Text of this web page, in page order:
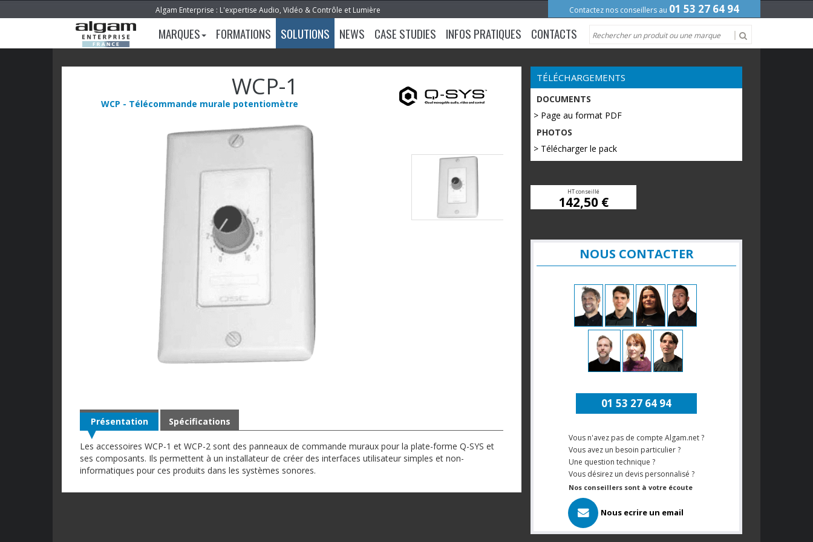
Algam Enterprise : L'expertise Audio, Vidéo & Contrôle et Lumière Contactez nos conseillers au 01 53 27 64 94
MARQUES FORMATIONS SOLUTIONS NEWS CASE STUDIES INFOS PRATIQUES CONTACTS
WCP-1
WCP - Télécommande murale potentiomètre
Présentation
Les accessoires WCP-1 et WCP-2 sont des panneaux de commande muraux pour la plate-forme Q-SYS et
ses composants. Ils permettent à un installateur de créer des interfaces utilisateur simples et non-
informatiques pour ces produits dans les systèmes sonores.
Spécifications
TÉLÉCHARGEMENTS
DOCUMENTS
> Page au format PDF
PHOTOS
> Télécharger le pack
HT conseillé
142,50 €
NOUS CONTACTER
01 53 27 64 94
Vous n'avez pas de compte Algam.net ?
Vous avez un besoin particulier ?
Une question technique ?
Vous désirez un devis personnalisé ?
Nos conseillers sont à votre écoute
Nous ecrire un email